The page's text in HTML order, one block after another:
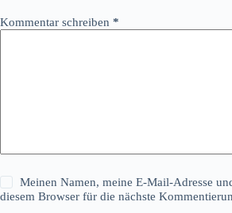
Kommentar schreiben *
Meinen Namen, meine E-Mail-Adresse
diesem Browser für die nächste